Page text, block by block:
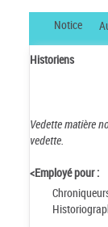
Notice
Historiens
Vedette matière
vedette.
<Employé pour :